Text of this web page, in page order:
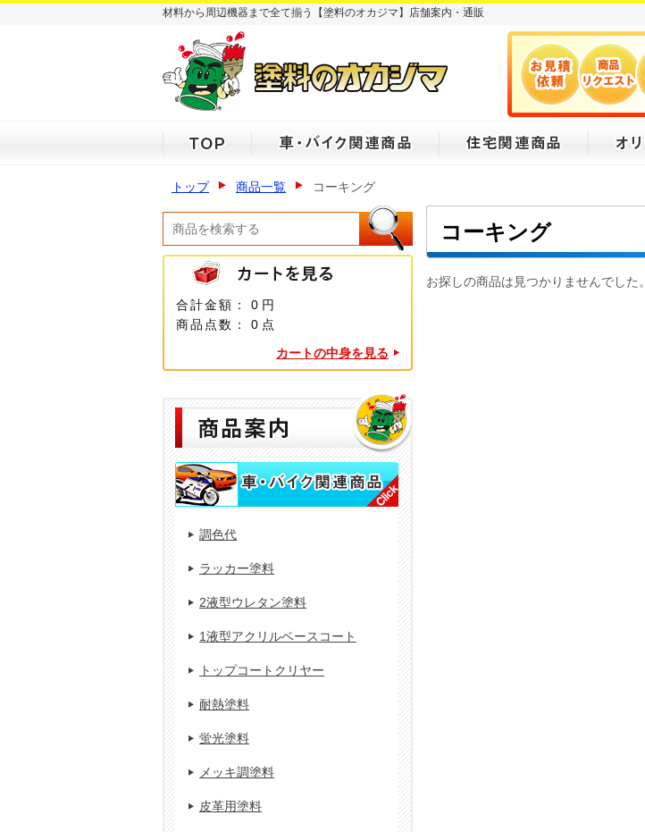
材料から周辺機器まで全て揃う【塗料のオカジマ】店舗案内・通販
トップ 商品一覧 コーキング
コーキング
お探しの商品は見つかりませんでした。
合計金額：
0 円
商品点数：
0 点
カートの中身を見る
調色代
ラッカー塗料
2液型ウレタン塗料
1液型アクリルベースコート
トップコートクリヤー
耐熱塗料
蛍光塗料
メッキ調塗料
皮革用塗料